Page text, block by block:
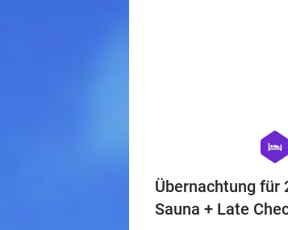
hotel
Übernachtung für
Sauna + Late